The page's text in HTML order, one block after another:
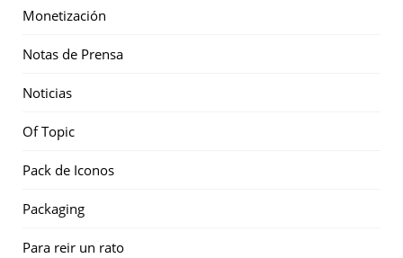
Monetización
Notas de Prensa
Noticias
Of Topic
Pack de Iconos
Packaging
Para reir un rato